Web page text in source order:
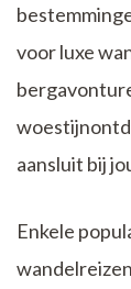
voor luxe
aansluit bij
Enkele